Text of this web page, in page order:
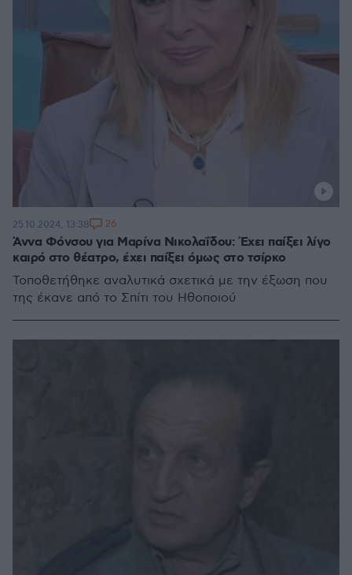
Άννα Φόνσου για Μαρίνα Νικολαΐδου: Έχει παίξει λίγο
καιρό στο θέατρο, έχει παίξει όμως στο τσίρκο
Τοποθετήθηκε αναλυτικά σχετικά με την έξωση που
της έκανε από το Σπίτι του Ηθοποιού
25.10.2024, 13:38 26